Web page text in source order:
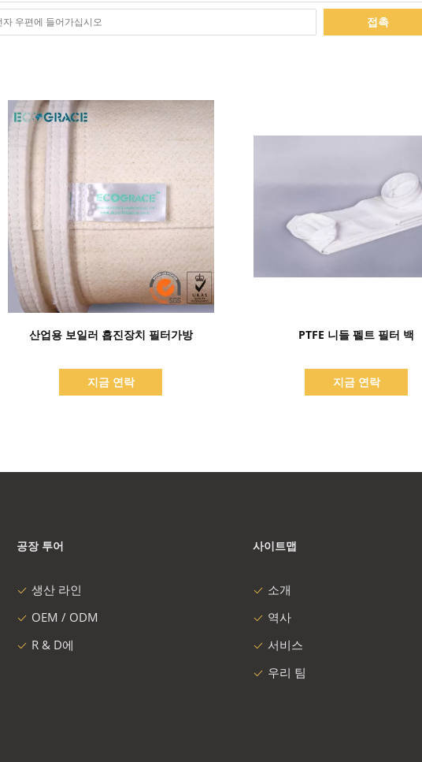
접촉
산업용 보일러 흡진장치 필터가방
지금 연락
PTFE 니들 펠트 필터 백
지금 연락
공장 투어
생산 라인
OEM / ODM
R & D에
사이트맵
소개
역사
서비스
우리 팀